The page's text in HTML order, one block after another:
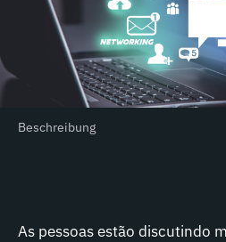
Beschreibung
As pessoas estão discutindo